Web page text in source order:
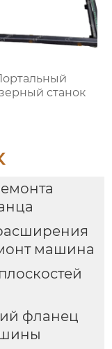
станок
машина
фланец